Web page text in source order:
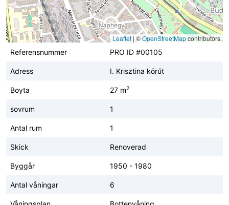
Leaflet | ©OpenStreetMapcontributors
Referensnummer
PRO ID #00105
Adress I. Krisztina körút
Boyta 27 m2
sovrum 1
Antal rum 1
Skick Renoverad
Byggår 1950 - 1980
Antal våningar 6